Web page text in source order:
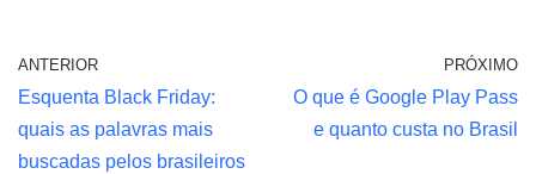
ANTERIOR
Esquenta Black Friday:
quais as palavras mais
buscadas pelos brasileiros
PRÓXIMO
O que é Google Play Pass
e quanto custa no Brasil